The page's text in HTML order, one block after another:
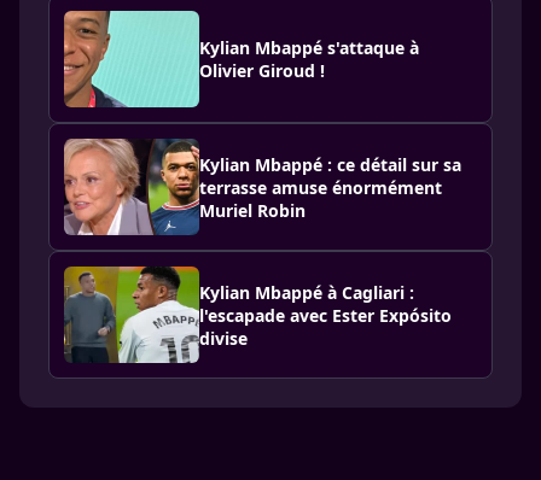
Kylian Mbappé s'attaque à
Olivier Giroud !
Kylian Mbappé : ce détail sur sa
terrasse amuse énormément
Muriel Robin
Kylian Mbappé à Cagliari :
l'escapade avec Ester Expósito
divise